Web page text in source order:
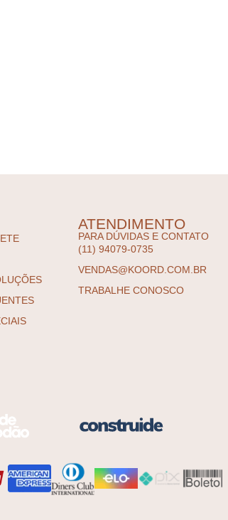
ATENDIMENTO
PARA DÚVIDAS E CONTATO
(11) 94079-0735
VENDAS@KOORD.COM.BR
TRABALHE CONOSCO